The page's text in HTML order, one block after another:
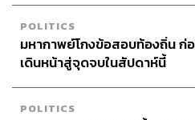
POLITICS
มหากาพย์โกงข้อสอบท้องถิ่น ก่
เดินหน้าสู่จุดจบในสัปดาห์นี้
POLITICS